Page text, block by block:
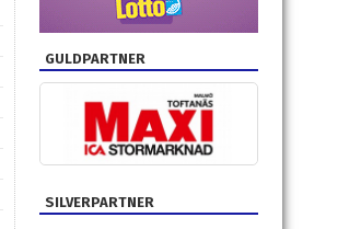
GULDPARTNER
SILVERPARTNER